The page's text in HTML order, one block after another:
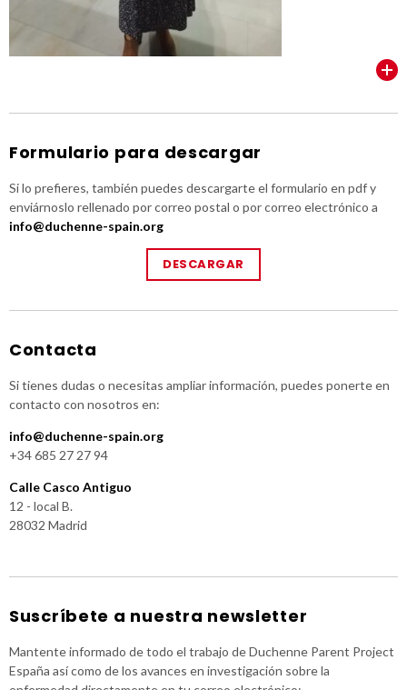
Formulario para descargar
Si lo prefieres, también puedes descargarte el formulario en pdf y
enviárnoslo rellenado por correo postal o por correo electrónico a
info@duchenne-spain.org
DESCARGAR
Contacta
Si tienes dudas o necesitas ampliar información, puedes ponerte en
contacto con nosotros en:
info@duchenne-spain.org
+34 685 27 27 94
Calle Casco Antiguo
12 - local B.
28032 Madrid
Suscríbete a nuestra newsletter
Mantente informado de todo el trabajo de Duchenne Parent Project
España así como de los avances en investigación sobre la